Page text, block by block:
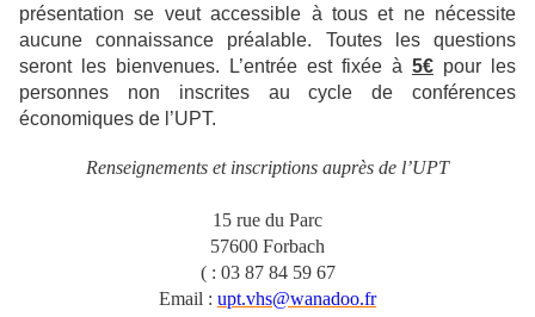
présentation se veut accessible à tous et ne nécessite
aucune connaissance préalable. Toutes les questions
seront les bienvenues. L’entrée est fixée à 5€ pour les
personnes non inscrites au cycle de conférences
économiques de l’UPT.
Renseignements et inscriptions auprès de l’UPT
15 rue du Parc
57600 Forbach
( : 03 87 84 59 67
Email : upt.vhs@wanadoo.fr